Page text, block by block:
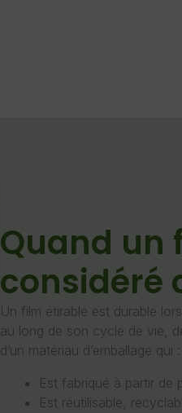
Quand un
considéré
Un film étirable est durable
au long de son cycle de vie,
d’un matériau d’emballage qui :
Est fabriqué à partir de
Est réutilisable,